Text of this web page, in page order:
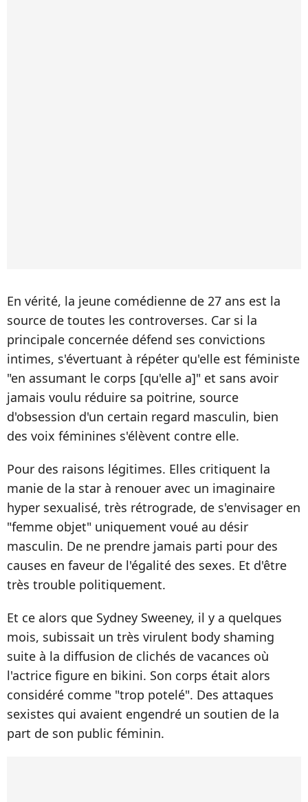
En vérité, la jeune comédienne de 27 ans est la
source de toutes les controverses. Car si la
principale concernée défend ses convictions
intimes, s'évertuant à répéter qu'elle est féministe
"en assumant le corps [qu'elle a]" et sans avoir
jamais voulu réduire sa poitrine, source
d'obsession d'un certain regard masculin, bien
des voix féminines s'élèvent contre elle.
Pour des raisons légitimes. Elles critiquent la
manie de la star à renouer avec un imaginaire
hyper sexualisé, très rétrograde, de s'envisager en
"femme objet" uniquement voué au désir
masculin. De ne prendre jamais parti pour des
causes en faveur de l'égalité des sexes. Et d'être
très trouble politiquement.
Et ce alors que Sydney Sweeney, il y a quelques
mois, subissait un très virulent body shaming
suite à la diffusion de clichés de vacances où
l'actrice figure en bikini. Son corps était alors
considéré comme "trop potelé". Des attaques
sexistes qui avaient engendré un soutien de la
part de son public féminin.